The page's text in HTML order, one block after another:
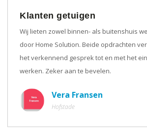
Klanten getuigen
Wij lieten zowel binnen- als buitenshuis
door Home Solution. Beide opdrachten
het verkennend gesprek tot en met het
werken. Zeker aan te bevelen.
Vera Fransen
Hofstade